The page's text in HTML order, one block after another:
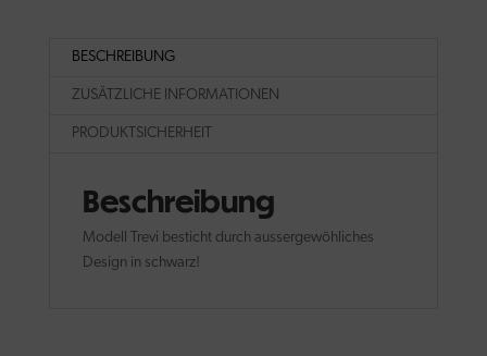
BESCHREIBUNG
ZUSÄTZLICHE INFORMATIONEN
PRODUKTSICHERHEIT
Beschreibung
Modell Trevi besticht durch aussergewöhliches
Design in schwarz!